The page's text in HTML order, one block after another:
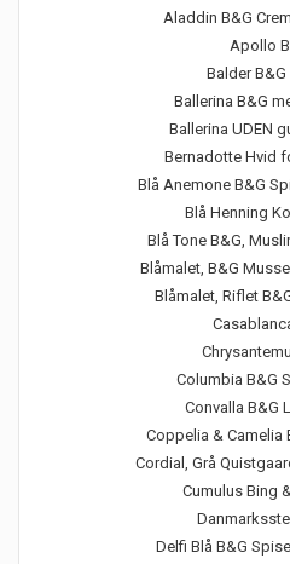
Aladdin B&G
Apollo
Balder B&G
Ballerina B&G
Ballerina UDEN
Bernadotte Hvid
Blå Anemone B&G
Blå Henning
Blå Tone B&G,
Blåmalet, B&G
Blåmalet, Riflet
Columbia B&G
Convalla B&G
Coppelia & Camelia
Cordial, Grå
Cumulus Bing
Delfi Blå B&G